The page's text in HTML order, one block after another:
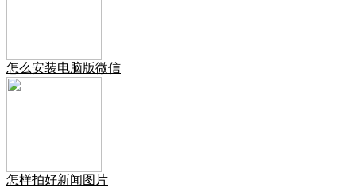
怎么安装电脑版微信
怎样拍好新闻图片